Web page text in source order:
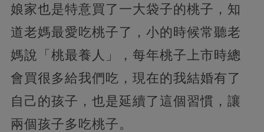
娘家也是特意買了一大袋子的桃子，知
道老媽最愛吃桃子了，小的時候常聽老
媽說「桃最養人」，每年桃子上市時總
會買很多給我們吃，現在的我結婚有了
自己的孩子，也是延續了這個習慣，讓
兩個孩子多吃桃子。